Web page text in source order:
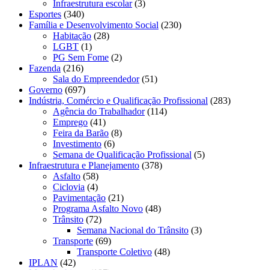
Infraestrutura escolar(3)
Esportes (340)
Família e Desenvolvimento Social (230)
Habitação (28)
LGBT (1)
PG Sem Fome (2)
Fazenda (216)
Sala do Empreendedor(51)
Governo (697)
Indústria, Comércio e Qualificação Profissional (283)
Agência do Trabalhador(114)
Emprego (41)
Feira da Barão (8)
Investimento (6)
Semana de Qualificação Profissional (5)
Infraestrutura e Planejamento (378)
Asfalto (58)
Ciclovia (4)
Pavimentação (21)
Programa Asfalto Novo (48)
Trânsito (72)
Semana Nacional do Trânsito (3)
Transporte (69)
Transporte Coletivo (48)
IPLAN (42)